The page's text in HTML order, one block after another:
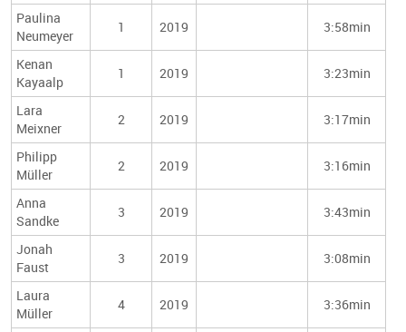
Paulina
Neumeyer
1 2019 3:58min
Kenan
Kayaalp
1 2019 3:23min
Lara
Meixner
2 2019 3:17min
Philipp
Müller
2 2019 3:16min
Anna
Sandke
3 2019 3:43min
Jonah
Faust
3 2019 3:08min
Laura
Müller
4 2019 3:36min